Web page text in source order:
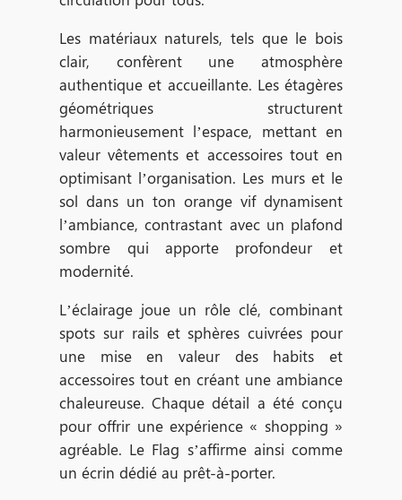
Les matériaux naturels, tels que le bois
clair, confèrent une atmosphère
authentique et accueillante. Les étagères
géométriques structurent
harmonieusement l’espace, mettant en
valeur vêtements et accessoires tout en
optimisant l’organisation. Les murs et le
sol dans un ton orange vif dynamisent
l’ambiance, contrastant avec un plafond
sombre qui apporte profondeur et
modernité.
L’éclairage joue un rôle clé, combinant
spots sur rails et sphères cuivrées pour
une mise en valeur des habits et
accessoires tout en créant une ambiance
chaleureuse. Chaque détail a été conçu
pour offrir une expérience « shopping »
agréable. Le Flag s’affirme ainsi comme
un écrin dédié au prêt-à-porter.